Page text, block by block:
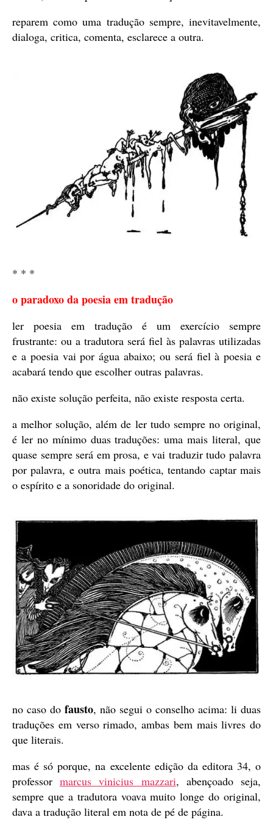
reparem como uma tradução sempre, inevitavelmente,
dialoga, critica, comenta, esclarece a outra.
* * *
o paradoxo da poesia em tradução
ler poesia em tradução é um exercício sempre
frustrante: ou a tradutora será fiel às palavras utilizadas
e a poesia vai por água abaixo; ou será fiel à poesia e
acabará tendo que escolher outras palavras.
não existe solução perfeita, não existe resposta certa.
a melhor solução, além de ler tudo sempre no original,
é ler no mínimo duas traduções: uma mais literal, que
quase sempre será em prosa, e vai traduzir tudo palavra
por palavra, e outra mais poética, tentando captar mais
o espírito e a sonoridade do original.
no caso do fausto, não segui o conselho acima: li duas
traduções em verso rimado, ambas bem mais livres do
que literais.
mas é só porque, na excelente edição da editora 34, o
professormarcus vinicius mazzari, abençoado seja,
sempre que a tradutora voava muito longe do original,
dava a tradução literal em nota de pé de página.